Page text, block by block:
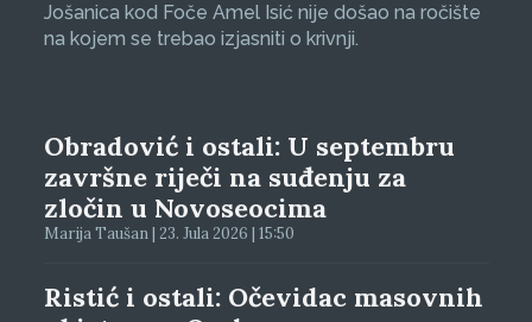
Jošanica kod Foče Amel Isić nije došao na ročište
na kojem se trebao izjasniti o krivnji.
Obradović i ostali: U septembru
završne riječi na suđenju za
zločin u Novoseocima
Marija Taušan | 23. Jula 2026 | 15:50
Ristić i ostali: Očevidac masovnih